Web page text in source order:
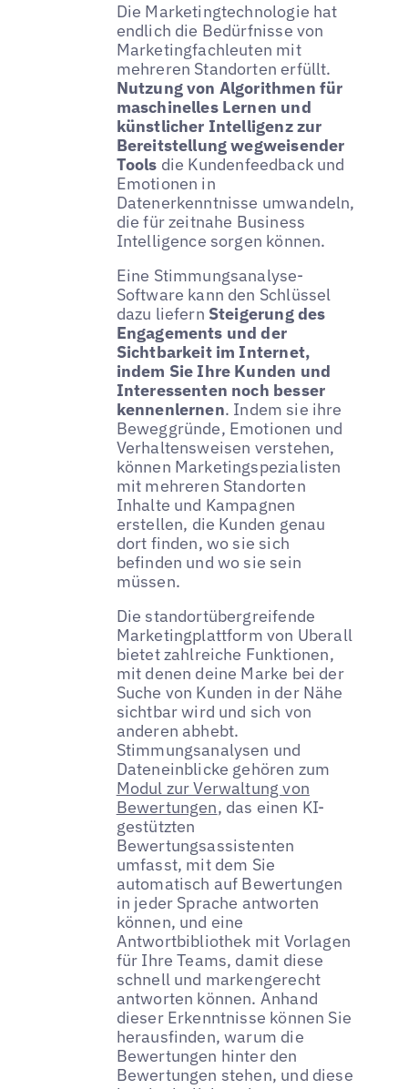
Die Marketingtechnologie hat
endlich die Bedürfnisse von
Marketingfachleuten mit
mehreren Standorten erfüllt.
Nutzung von Algorithmen für
maschinelles Lernen und
künstlicher Intelligenz zur
Bereitstellung wegweisender
Tools die Kundenfeedback und
Emotionen in
Datenerkenntnisse umwandeln,
die für zeitnahe Business
Intelligence sorgen können.
Eine Stimmungsanalyse-
Software kann den Schlüssel
dazu liefern Steigerung des
Engagements und der
Sichtbarkeit im Internet,
indem Sie Ihre Kunden und
Interessenten noch besser
kennenlernen. Indem sie ihre
Beweggründe, Emotionen und
Verhaltensweisen verstehen,
können Marketingspezialisten
mit mehreren Standorten
Inhalte und Kampagnen
erstellen, die Kunden genau
dort finden, wo sie sich
befinden und wo sie sein
müssen.
Die standortübergreifende
Marketingplattform von Uberall
bietet zahlreiche Funktionen,
mit denen deine Marke bei der
Suche von Kunden in der Nähe
sichtbar wird und sich von
anderen abhebt.
Stimmungsanalysen und
Dateneinblicke gehören zum
Modul zur Verwaltung von
Bewertungen, das einen KI-
gestützten
Bewertungsassistenten
umfasst, mit dem Sie
automatisch auf Bewertungen
in jeder Sprache antworten
können, und eine
Antwortbibliothek mit Vorlagen
für Ihre Teams, damit diese
schnell und markengerecht
antworten können. Anhand
dieser Erkenntnisse können Sie
herausfinden, warum die
Bewertungen hinter den
Bewertungen stehen, und diese